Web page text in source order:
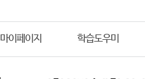
마이페이지 학습도우미